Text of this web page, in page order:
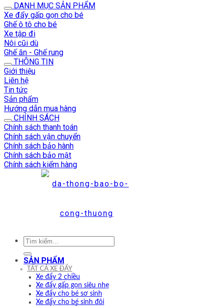
DANH MỤC SẢN PHẨM
Xe đẩy gấp gọn cho bé
Ghế ô tô cho bé
Xe tập đi
Nôi cũi dù
Ghế ăn - Ghế rung
THÔNG TIN
Giới thiệu
Liên hệ
Tin tức
Sản phẩm
Hướng dẫn mua hàng
CHÍNH SÁCH
Chính sách thanh toán
Chính sách vận chuyển
Chính sách bảo hành
Chính sách bảo mật
Chính sách kiểm hàng
Tìm
kiếm:
SẢN PHẨM
TẤT CẢ XE ĐẨY
Xe đẩy 2 chiều
Xe đẩy gấp gọn siêu nhẹ
Xe đẩy cho bé sơ sinh
Xe đẩy cho bé sinh đôi